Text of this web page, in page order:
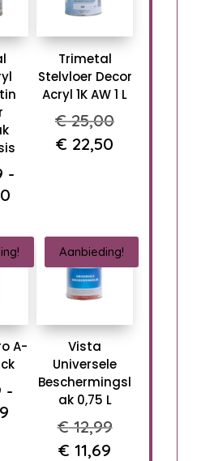
-
Prijsklasse:
tot
€ 50,00
Trimetal
Stelvloer Decor
Acryl 1K AW 1 L
€25,00
€ 22,50
A-
-
Prijsklasse:
€ 14,39
Aanbieding!
Vista
Universele
Beschermingsl
ak 0,75 L
€12,99
€ 11,69